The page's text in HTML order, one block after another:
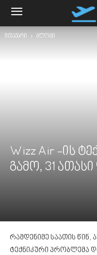
მთავარი ბლოგი
Wizz Air -ის
გამო, 31
რამდენიმე საათის წინ,
ტექნიკური პრობლემა